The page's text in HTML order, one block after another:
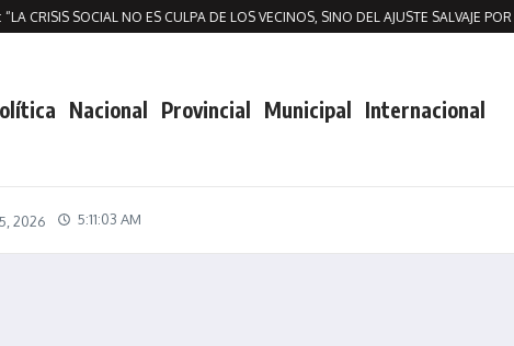
SOCIAL NO ES CULPA DE LOS VECINOS, SINO DEL AJUSTE SALVAJE POR
Nacional Provincial Municipal Internacional
2026 5:11:03 AM